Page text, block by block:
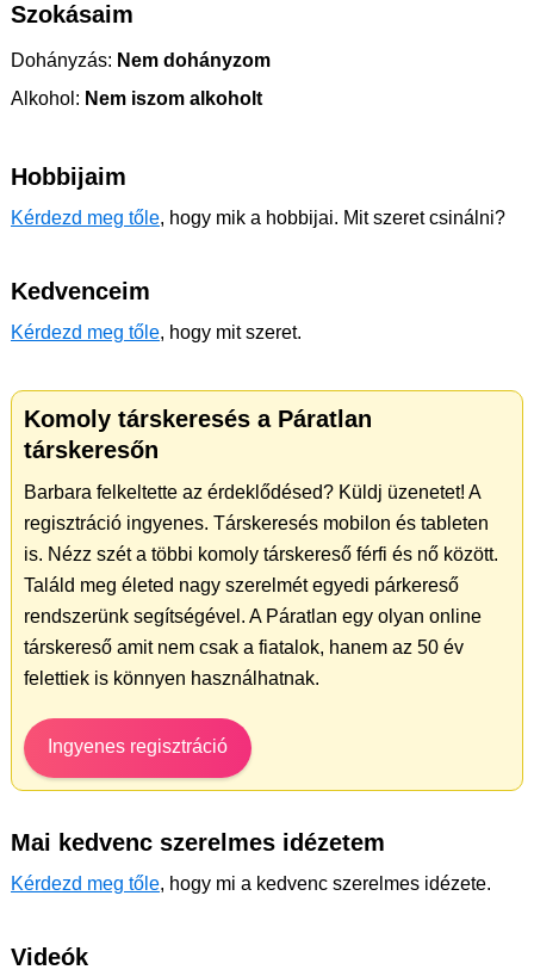
Szokásaim
Dohányzás: Nem dohányzom
Alkohol: Nem iszom alkoholt
Hobbijaim
Kérdezd meg tőle, hogy mik a hobbijai. Mit szeret csinálni?
Kedvenceim
Kérdezd meg tőle, hogy mit szeret.
Komoly társkeresés a Páratlan
társkeresőn
Barbara felkeltette az érdeklődésed? Küldj üzenetet! A
regisztráció ingyenes. Társkeresés mobilon és tableten
is. Nézz szét a többi komoly társkereső férfi és nő között.
Találd meg életed nagy szerelmét egyedi párkereső
rendszerünk segítségével. A Páratlan egy olyan online
társkereső amit nem csak a fiatalok, hanem az 50 év
felettiek is könnyen használhatnak.
Ingyenes regisztráció
Mai kedvenc szerelmes idézetem
Kérdezd meg tőle, hogy mi a kedvenc szerelmes idézete.
Videók